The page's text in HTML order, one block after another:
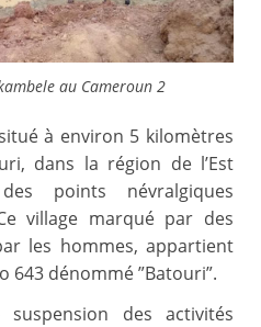
au Cameroun 2
à environ 5 kilomètres
dans la région de l’Est
points névralgiques
village marqué par des
les hommes, appartient
dénommé ”Batouri”.
des activités